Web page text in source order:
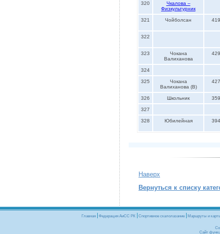
320
Чкалова –
Физкультурник
321 Чойболсан
322
323
Чокана
Валиханова
324
325
Чокана
Валиханова (В)
326 Школьник
327
328 Юбилейная
Наверх
Вернуться к списку
Главная Федерация АиСС РК Cпортивное скалолазание Маршруты и
Сайт